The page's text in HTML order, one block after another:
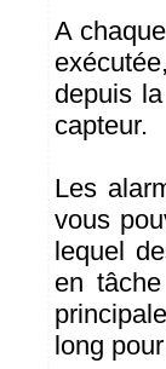
A
depuis
capteur.
Les
vous
lequel
en
long